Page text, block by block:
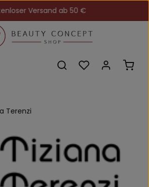
Versand ab 50 €
Du hast 0
Terenzi